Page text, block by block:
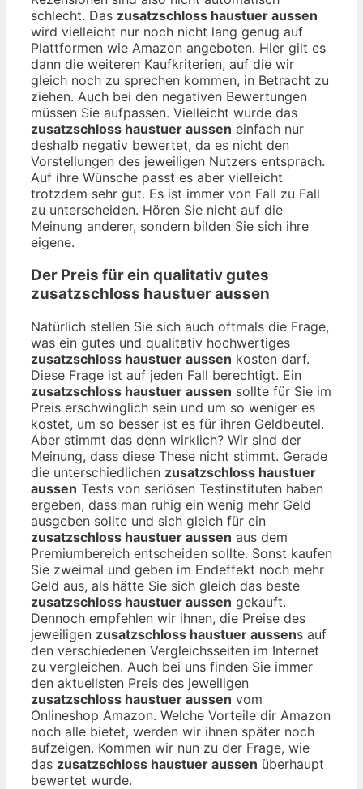
schlecht. Das zusatzschloss haustuer aussen
wird vielleicht nur noch nicht lang genug auf
Plattformen wie Amazon angeboten. Hier gilt es
dann die weiteren Kaufkriterien, auf die wir
gleich noch zu sprechen kommen, in Betracht zu
ziehen. Auch bei den negativen Bewertungen
müssen Sie aufpassen. Vielleicht wurde das
zusatzschloss haustuer aussen einfach nur
deshalb negativ bewertet, da es nicht den
Vorstellungen des jeweiligen Nutzers entsprach.
Auf ihre Wünsche passt es aber vielleicht
trotzdem sehr gut. Es ist immer von Fall zu Fall
zu unterscheiden. Hören Sie nicht auf die
Meinung anderer, sondern bilden Sie sich ihre
eigene.
Der Preis für ein qualitativ gutes
zusatzschloss haustuer aussen
Natürlich stellen Sie sich auch oftmals die Frage,
was ein gutes und qualitativ hochwertiges
zusatzschloss haustuer aussen kosten darf.
Diese Frage ist auf jeden Fall berechtigt. Ein
zusatzschloss haustuer aussen sollte für Sie im
Preis erschwinglich sein und um so weniger es
kostet, um so besser ist es für ihren Geldbeutel.
Aber stimmt das denn wirklich? Wir sind der
Meinung, dass diese These nicht stimmt. Gerade
die unterschiedlichen zusatzschloss haustuer
aussen Tests von seriösen Testinstituten haben
ergeben, dass man ruhig ein wenig mehr Geld
ausgeben sollte und sich gleich für ein
zusatzschloss haustuer aussen aus dem
Premiumbereich entscheiden sollte. Sonst kaufen
Sie zweimal und geben im Endeffekt noch mehr
Geld aus, als hätte Sie sich gleich das beste
zusatzschloss haustuer aussen gekauft.
Dennoch empfehlen wir ihnen, die Preise des
jeweiligen zusatzschloss haustuer aussens auf
den verschiedenen Vergleichsseiten im Internet
zu vergleichen. Auch bei uns finden Sie immer
den aktuellsten Preis des jeweiligen
zusatzschloss haustuer aussen vom
Onlineshop Amazon. Welche Vorteile dir Amazon
noch alle bietet, werden wir ihnen später noch
aufzeigen. Kommen wir nun zu der Frage, wie
das zusatzschloss haustuer aussen überhaupt
bewertet wurde.